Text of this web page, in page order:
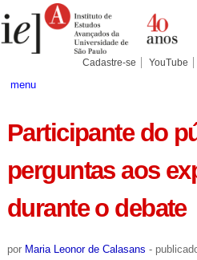
para
conteúdo.
Pessoais
Cadastre-se YouTube
menu
Participante do
perguntas aos
durante o debate
por Maria Leonor de Calasans -